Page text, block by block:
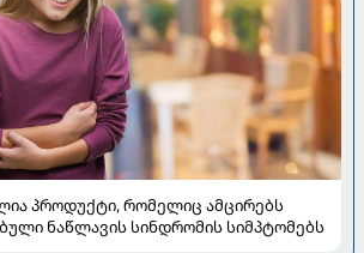
პროდუქტი, რომელიც ამცირებს
ნაწლავის სინდრომის სიმპტომებს